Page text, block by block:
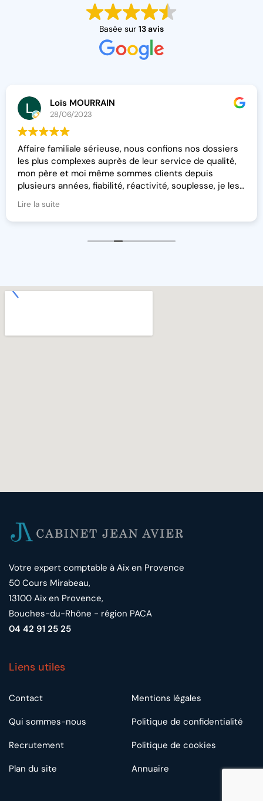
Basée sur 13 avis
confions nos dossiers
de leur service de qualité,
clients depuis
réactivité, souplesse, je les
et leurs
gérôme
Excellente collaboration
depuis plusieurs
réactivité, conseil,
pour la gestion
Votre expert comptable à Aix en Provence
50 Cours Mirabeau,
13100 Aix en Provence,
Bouches-du-Rhône - région PACA
04 42 91 25 25
Liens utiles
Contact
Mentions légales
Qui sommes-nous
Politique de confidentialité
Recrutement
Politique de cookies
Plan du site
Annuaire